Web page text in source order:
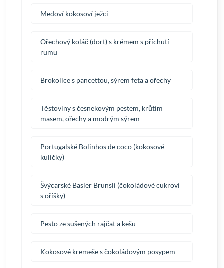
Medoví kokosoví ježci
Ořechový koláč (dort) s krémem s příchutí
rumu
Brokolice s pancettou, sýrem feta a ořechy
Těstoviny s česnekovým pestem, krůtím
masem, ořechy a modrým sýrem
Portugalské Bolinhos de coco (kokosové
kuličky)
Švýcarské Basler Brunsli (čokoládové cukroví
s oříšky)
Pesto ze sušených rajčat a kešu
Kokosové kremeše s čokoládovým posypem